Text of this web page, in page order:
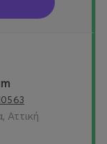
Αττική